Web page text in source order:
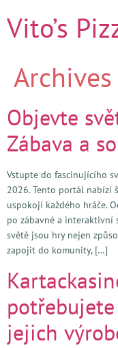
Vito’s
Archives
Objevte
Zábava a
Vstupte do fascinujícího
2026. Tento portál nabízí
uspokojí každého hráče.
po zábavné a interaktivní
světě jsou hry nejen
zapojit do komunity, […]
jejich